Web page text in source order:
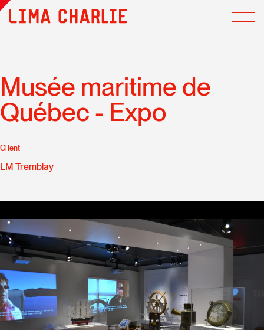
Musée maritime de
Québec - Expo
Client
LM Tremblay